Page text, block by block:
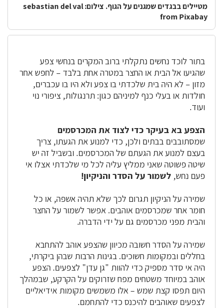
בתור לוכד נחשים נתקלתי ברוב המקרים בנחשי צפע
שהגיעו אל הבית או החצר במטרה אחת בלבד – לחפש אחר
מזון – לא היה בית שלכדתי בו צפע ולא היו בו עכברים,
חולדות או בעלי כנף למיניהם כגון: תרנגולות, ציפורי נוי
ועוד.
הצפע בא בעיקר כדי לצוד את המכרסמים
שמסתובבים בבתים ולכן, כדי למנוע את הגעתו, צריך
בעצם למנוע את הגעתם של המכרסמים. ובשביל זה יש
שיטה פשוטה שאני ממליץ עליה לכל מי שלכדתי אצלו אי
פעם נחש, לשמור על הסדר והניקיון!
שמירה על הניקיון תגרום לכך שלא תהיה אשפה, או כל
חומר אחר שמכרסמים אוהבים. אפשר לשמור על החצר
והבית מפני מכרסמים גם על ידי הדברה.
שמירה על הסדר חשובה מכיוון שהצפע אוהב להתחבא
בחללים ובמקומות חשוכים. בגינות הרבות שבהן ביקרתי,
היה אי סדר מספיק כדי להוות "גן עדן" לצפעים. הצפע
אוהב במיוחד משטחים מפח שזרוקים על הקרקע, שבמהלך
היום תפסו קצת שמש – אלו משמשים מקומות אידיאליים
לצפעים שאוהבים להיכנס כדי להתחמם.
מטיילים בבגדים שמגנים על הגוף. צילום: sebastian del val
from Pixabay